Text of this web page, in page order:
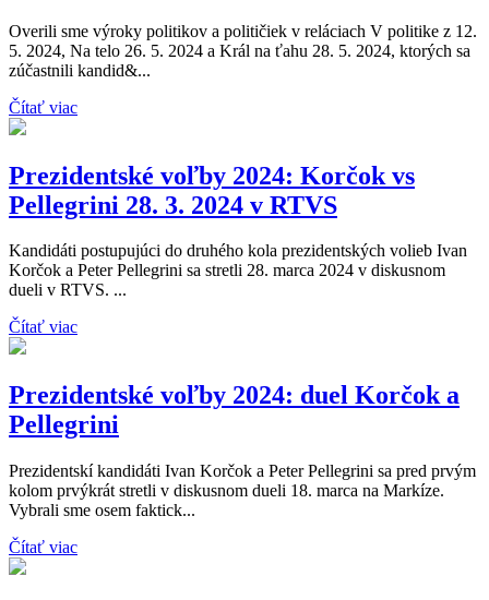
Overili sme výroky politikov a političiek v reláciach V politike z 12.
5. 2024, Na telo 26. 5. 2024 a Král na ťahu 28. 5. 2024, ktorých sa
zúčastnili kandid&...
Čítať viac
Prezidentské voľby 2024: Korčok vs
Pellegrini 28. 3. 2024 v RTVS
Kandidáti postupujúci do druhého kola prezidentských volieb Ivan
Korčok a Peter Pellegrini sa stretli 28. marca 2024 v diskusnom
dueli v RTVS. ...
Čítať viac
Prezidentské voľby 2024: duel Korčok a
Pellegrini
Prezidentskí kandidáti Ivan Korčok a Peter Pellegrini sa pred prvým
kolom prvýkrát stretli v diskusnom dueli 18. marca na Markíze.
Vybrali sme osem faktick...
Čítať viac